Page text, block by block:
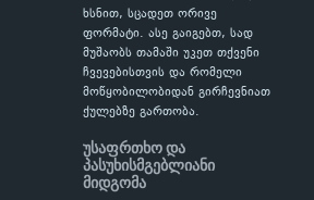
ხსნით, სცადეთ ორივე
ფორმატი. ასე გაიგებთ, სად
მუშაობს თამაში უკეთ თქვენი
ჩვევებისთვის და რომელი
მოწყობილობიდან გირჩევნიათ
ქულებზე გართობა.
უსაფრთხო და
პასუხისმგებლიანი
მიდგომა